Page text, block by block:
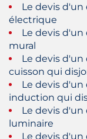
Le devis
électrique
Le devis
mural
Le devis
cuisson qui
Le devis
induction qui
Le devis
luminaire
Le devis d'un